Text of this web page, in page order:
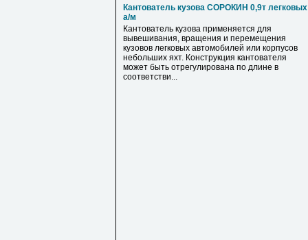
Кантователь кузова СОРОКИН 0,9т легковых
а/м
Кантователь кузова применяется для
вывешивания, вращения и перемещения
кузовов легковых автомобилей или корпусов
небольших яхт. Конструкция кантователя
может быть отрегулирована по длине в
соответстви...